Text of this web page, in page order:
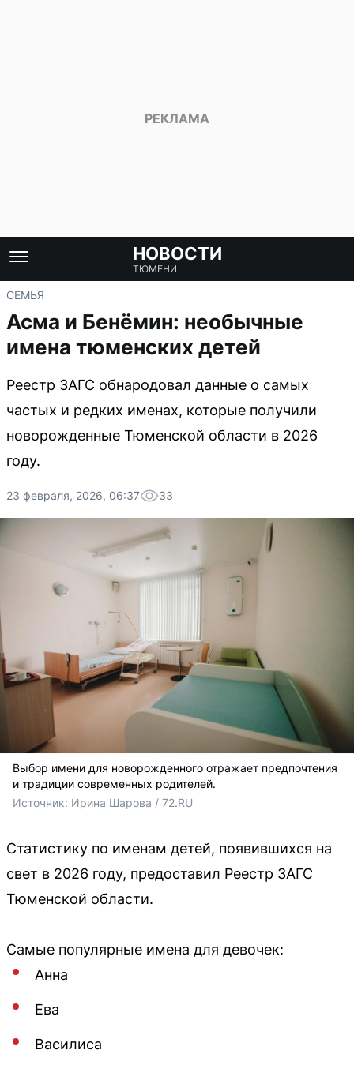
НОВОСТИ
ТЮМЕНИ
СЕМЬЯ
Асма и Бенёмин: необычные
имена тюменских детей
Реестр ЗАГС обнародовал данные о самых
частых и редких именах, которые получили
новорожденные Тюменской области в 2026
году.
23 февраля, 2026, 06:37 33
Выбор имени для новорожденного отражает предпочтения
и традиции современных родителей.
Источник: Ирина Шарова / 72.RU
Статистику по именам детей, появившихся на
свет в 2026 году, предоставил Реестр ЗАГС
Тюменской области.
Самые популярные имена для девочек:
Анна
Ева
Василиса